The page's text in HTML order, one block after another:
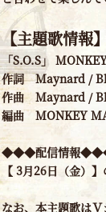
【主題歌情報】
「S.O.S」
作詞 Maynard /
作曲 Maynard /
編曲 MONKEY
◆◆◆配信情報
【 3月26日（金）
なお、本主題歌は